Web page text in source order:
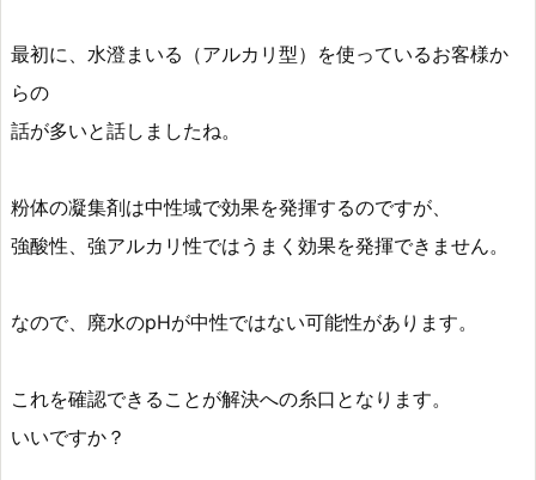
最初に、水澄まいる（アルカリ型）を使っているお客様か
らの
話が多いと話しましたね。
粉体の凝集剤は中性域で効果を発揮するのですが、
強酸性、強アルカリ性ではうまく効果を発揮できません。
なので、廃水のpHが中性ではない可能性があります。
これを確認できることが解決への糸口となります。
いいですか？